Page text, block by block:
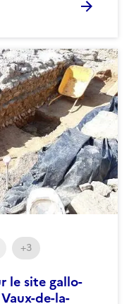
le site gallo-
de-la-
+3